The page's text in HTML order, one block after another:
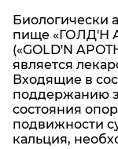
синтез
и прочность
Может
гидратации и
Способствует
целостности
костей,
рахита,
риски
Биологически
пище «ГОЛД'Н
(«GOLD'N
является
Входящие в
поддержанию
состояния
подвижности
кальция,